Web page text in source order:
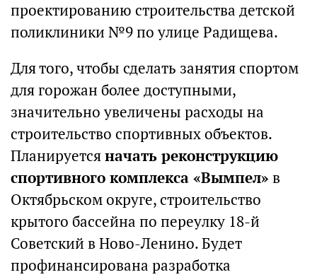
проектированию строительства детской
поликлиники №9 по улице Радищева.
Для того, чтобы сделать занятия спортом
для горожан более доступными,
значительно увеличены расходы на
строительство спортивных объектов.
Планируетсяначать реконструкцию
спортивного комплекса «Вымпел» в
Октябрьском округе, строительство
крытого бассейна по переулку 18-й
Советский в Ново-Ленино. Будет
профинансирована разработка